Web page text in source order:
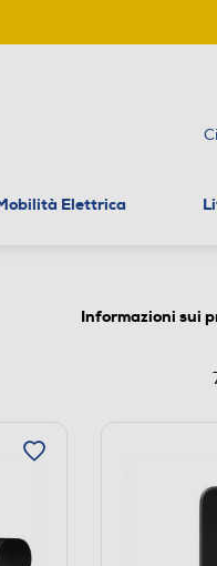
Elettrica
Informazioni sui